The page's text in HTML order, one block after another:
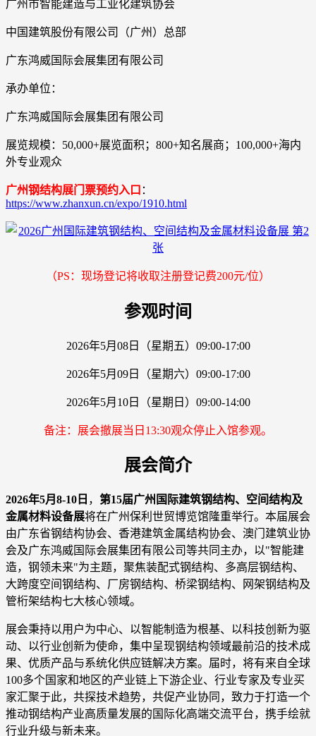
广州市智能建造与工业化建筑协会
中国建筑股份有限公司（广州）总部
广东鸿威国际会展集团有限公司
承办单位：
广东鸿威国际会展集团有限公司
展览规模：50,000+展览面积；800+知名展商；100,000+海内
外专业观众
广州钢结构展门票预约入口 ：
https://www.zhanxun.cn/expo/1910.html
（PS：现场登记将收取注册登记费200元/位）
参观时间
2026年5月08日（星期五）09:00-17:00
2026年5月09日（星期六）09:00-17:00
2026年5月10日（星期日）09:00-14:00
备注：展会撤展当日13:30观众停止入馆参观。
展会简介
2026年5月8-10日 ， 第15届广州国际建筑钢结构、空间结构及
金属材料设备展将在广州保利世贸博览馆隆重举行。本届展会
由广东省钢结构协会、香港建筑金属结构协会、澳门建筑业协
会及广东鸿威国际会展集团有限公司等共同主办，以"智能建
造，钢领未来"为主题，聚焦装配式钢结构、多高层钢结构、
大跨度空间钢结构、厂房钢结构、桥梁钢结构、网架钢结构及
管桁架结构七大核心领域。
展会秉持以用户为中心、以智能制造为根基、以科技创新为驱
动、以行业创新为使命，集中呈现钢结构领域最前沿的技术成
果、优质产品与系统化供应链解决方案。届时，将有来自全球
100多个国家和地区的产业链上下游企业、行业专家及专业买
家汇聚于此，共探技术趋势，共促产业协同，致力于打造一个
推动钢结构产业高质量发展的国际化高端交流平台，携手绘就
行业升级与新未来。